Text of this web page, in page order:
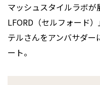
マッシュスタイルラボが
LFORD（セルフォード
テルさんをアンバサダ
ート。